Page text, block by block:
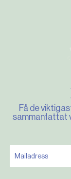
Få de
sammanfattat